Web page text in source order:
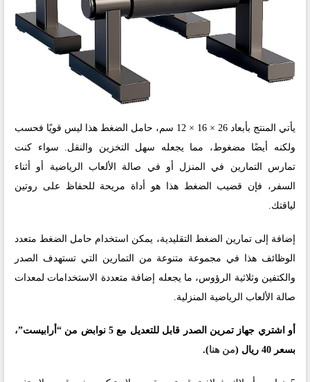
يأتي المنتج بأبعاد 26 × 16 × 12 سم، حامل الضغط هذا ليس قويًا فحسب
ولكنه أيضًا مضغوط، مما يجعله سهل التخزين والنقل. سواء كنت
تمارس التمارين في المنزل أو في صالة الألعاب الرياضية أو أثناء
السفر، فإن قضيب الضغط هذا هو أداة مريحة للحفاظ على روتين
لياقتك.
إضافة إلى تمارين الضغط التقليدية، يمكن استخدام حامل الضغط متعدد
الوظائف هذا في مجموعة متنوعة من التمارين التي تستهدف الصدر
والكتفين وثلاثية الرؤوس، ما يجعله إضافة متعددة الاستخدامات لمعدات
صالة الألعاب الرياضية المنزلية.
أو اشتري جهاز تمرين الصدر قابل للتعديل مع 5 نوابض من “أرابيست”،
بسعر 40 ريال (
من هنا).